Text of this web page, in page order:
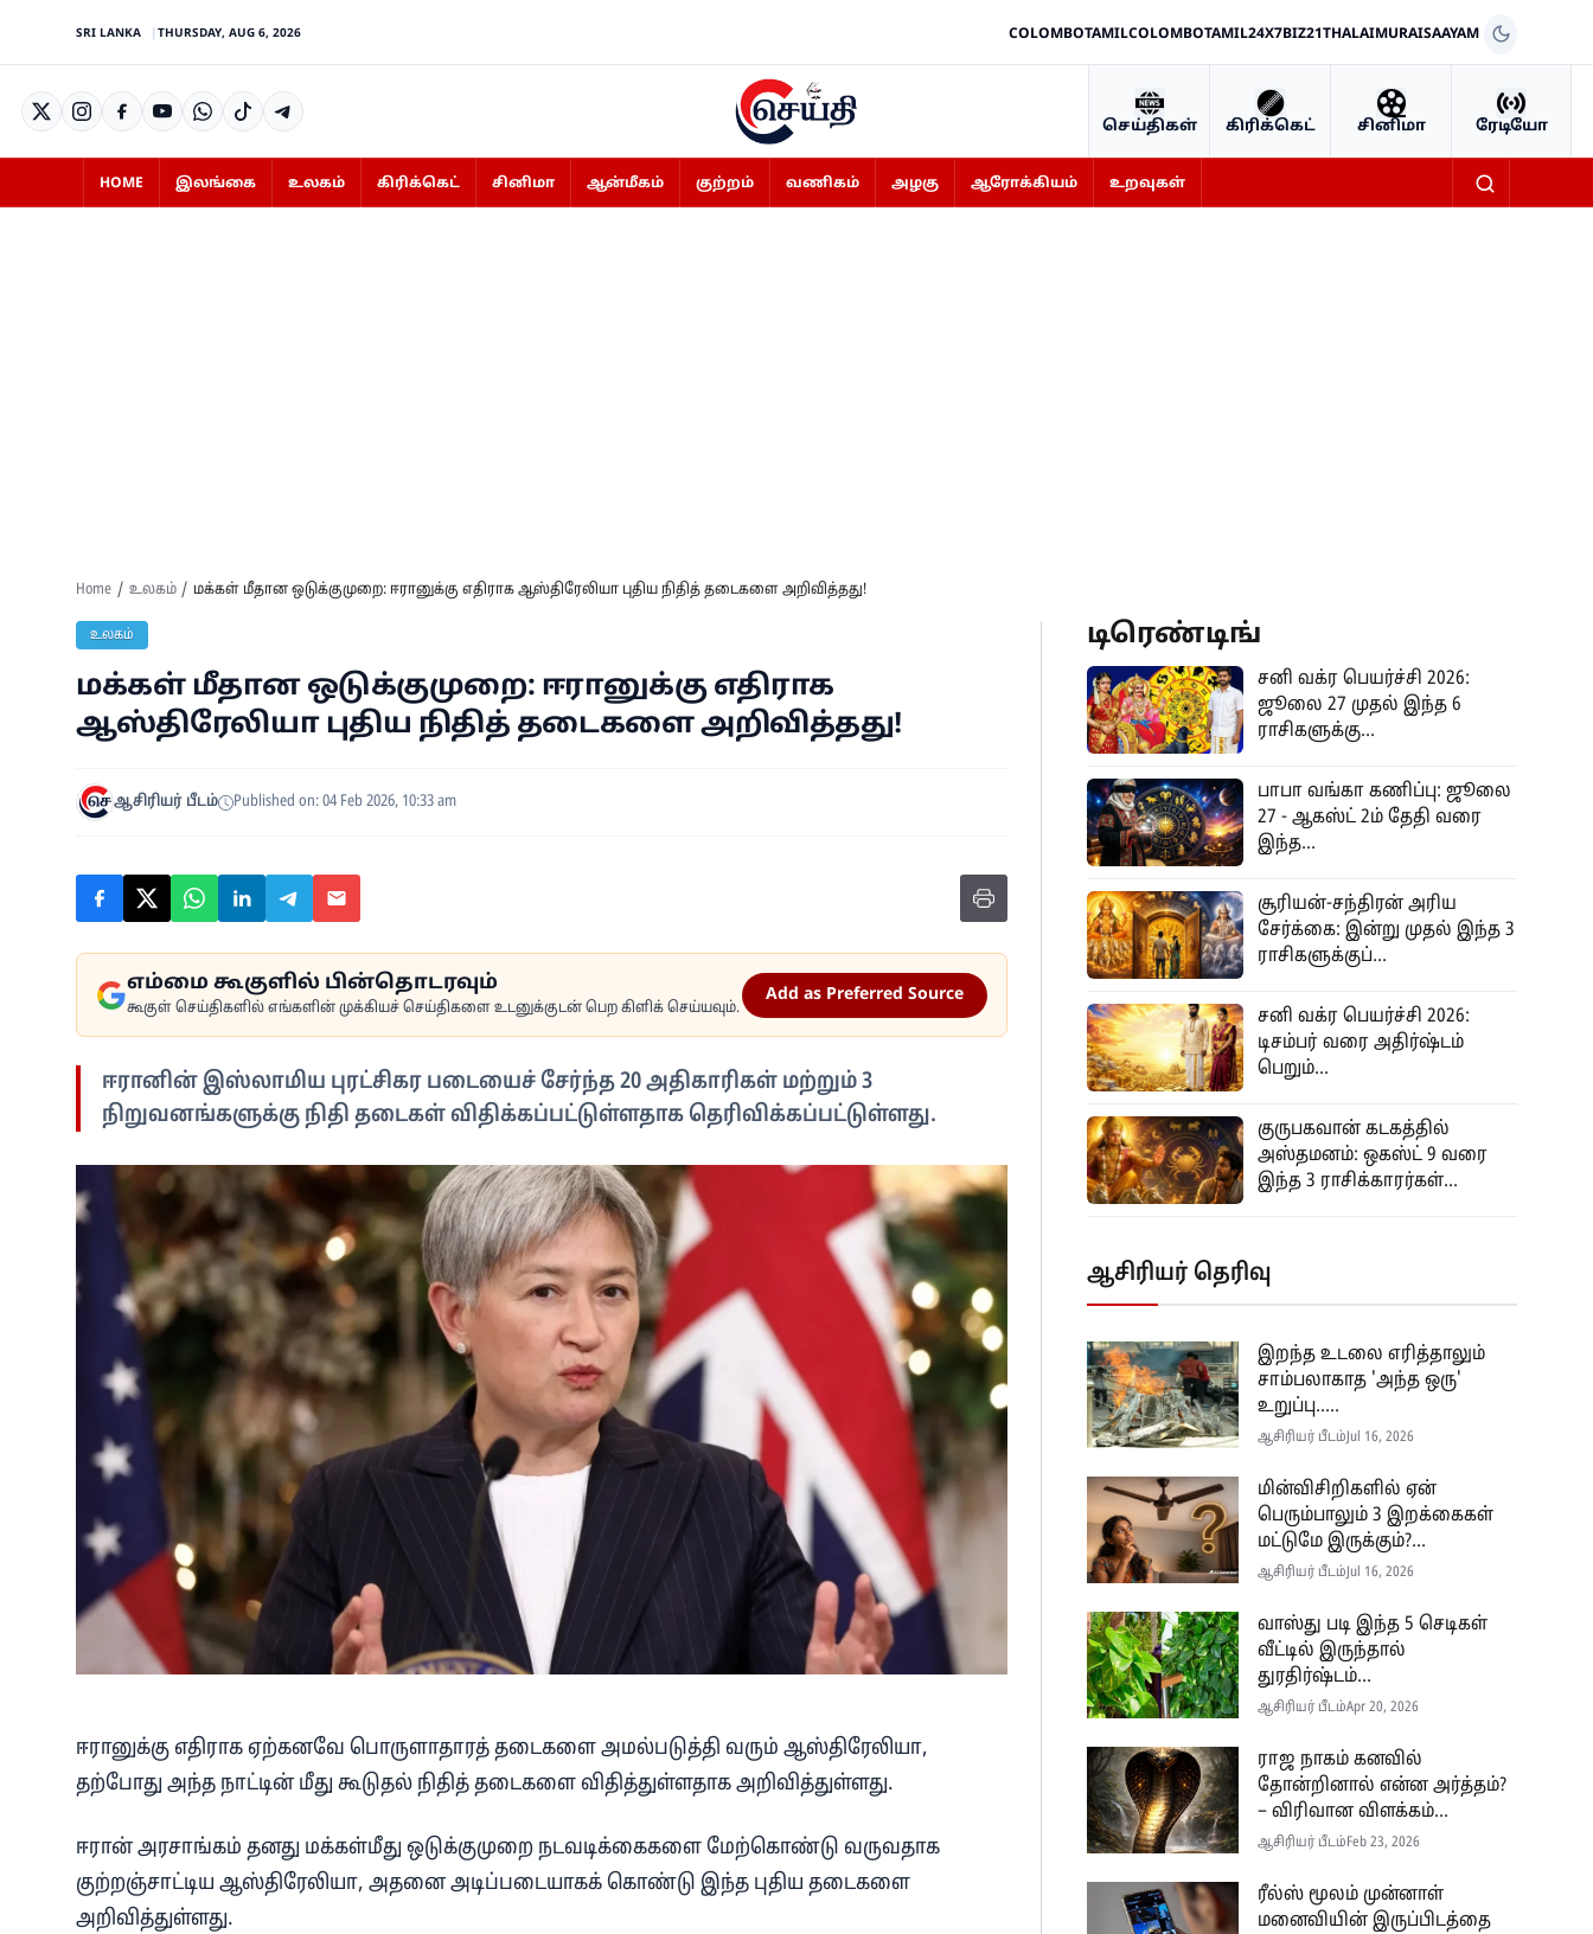
SRI LANKA THURSDAY, AUG 6, 2026 COLOMBOTAMILCOLOMBOTAMIL24X7BIZ21THALAIMURAISAAYAM
செய்திகள் கிரிக்கெட் சினிமா ரேடியோ
HOME இலங்கை உலகம் கிரிக்கெட் சினிமா ஆன்மீகம் குற்றம் வணிகம் அழகு ஆரோக்கியம் உறவுகள்
Home உலகம் மக்கள் மீதான ஒடுக்குமுறை: ஈரானுக்கு எதிராக ஆஸ்திரேலியா புதிய நிதித் தடைகளை அறிவித்தது!
உலகம்
மக்கள் மீதான ஒடுக்குமுறை: ஈரானுக்கு எதிராக
ஆஸ்திரேலியா புதிய நிதித் தடைகளை அறிவித்தது!
ஆசிரியர் பீடம் Published on: 04 Feb 2026, 10:33 am
எம்மை கூகுளில் பின்தொடரவும்
கூகுள் செய்திகளில் எங்களின் முக்கியச் செய்திகளை உடனுக்குடன் பெற கிளிக் செய்யவும்.
Add as Preferred Source
ஈரானின் இஸ்லாமிய புரட்சிகர படையைச் சேர்ந்த 20 அதிகாரிகள் மற்றும் 3
நிறுவனங்களுக்கு நிதி தடைகள் விதிக்கப்பட்டுள்ளதாக தெரிவிக்கப்பட்டுள்ளது.
ஈரானுக்கு எதிராக ஏற்கனவே பொருளாதாரத் தடைகளை அமல்படுத்தி வரும் ஆஸ்திரேலியா,
தற்போது அந்த நாட்டின் மீது கூடுதல் நிதித் தடைகளை விதித்துள்ளதாக அறிவித்துள்ளது.
ஈரான் அரசாங்கம் தனது மக்கள்மீது ஒடுக்குமுறை நடவடிக்கைகளை மேற்கொண்டு வருவதாக
குற்றஞ்சாட்டிய ஆஸ்திரேலியா, அதனை அடிப்படையாகக் கொண்டு இந்த புதிய தடைகளை
அறிவித்துள்ளது.
டிரெண்டிங்
சனி வக்ர பெயர்ச்சி 2026:
ஜூலை 27 முதல் இந்த 6
ராசிகளுக்கு...
பாபா வங்கா கணிப்பு: ஜூலை
27 - ஆகஸ்ட் 2ம் தேதி வரை
இந்த...
சூரியன்-சந்திரன் அரிய
சேர்க்கை: இன்று முதல் இந்த 3
ராசிகளுக்குப்...
சனி வக்ர பெயர்ச்சி 2026:
டிசம்பர் வரை அதிர்ஷ்டம்
பெறும்...
குருபகவான் கடகத்தில்
அஸ்தமனம்: ஒகஸ்ட் 9 வரை
இந்த 3 ராசிக்காரர்கள்...
ஆசிரியர் தெரிவு
இறந்த உடலை எரித்தாலும்
சாம்பலாகாத 'அந்த ஒரு'
உறுப்பு.....
ஆசிரியர் பீடம் Jul 16, 2026
மின்விசிறிகளில் ஏன்
பெரும்பாலும் 3 இறக்கைகள்
மட்டுமே இருக்கும்?...
ஆசிரியர் பீடம் Jul 16, 2026
வாஸ்து படி இந்த 5 செடிகள்
வீட்டில் இருந்தால்
துரதிர்ஷ்டம்...
ஆசிரியர் பீடம்Apr 20, 2026
ராஜ நாகம் கனவில்
தோன்றினால் என்ன அர்த்தம்?
– விரிவான விளக்கம்...
ஆசிரியர் பீடம்Feb 23, 2026
ரீல்ஸ் மூலம் முன்னாள்
மனைவியின் இருப்பிடத்தை